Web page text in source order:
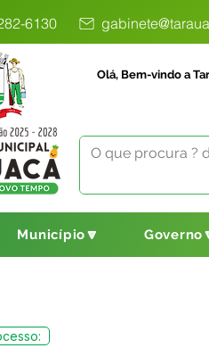
6130
Olá, Bem-vindo a
Município🔽